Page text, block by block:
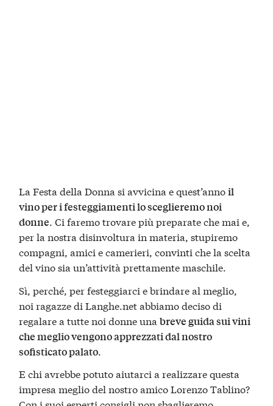
La Festa della Donna si avvicina e quest’annoil
vino per i festeggiamenti lo sceglieremo noi
donne. Ci faremo trovare più preparate che mai e,
per la nostra disinvoltura in materia, stupiremo
compagni, amici e camerieri, convinti che la scelta
del vino sia un’attività prettamente maschile.
Sì, perché, per festeggiarci e brindare al meglio,
noi ragazze di Langhe.net abbiamo deciso di
regalare a tutte noi donne unabreve guida sui vini
che meglio vengono apprezzati dal nostro
sofisticato palato
E chi avrebbe potuto aiutarci a realizzare questa
impresa meglio del nostro amico Lorenzo Tablino?